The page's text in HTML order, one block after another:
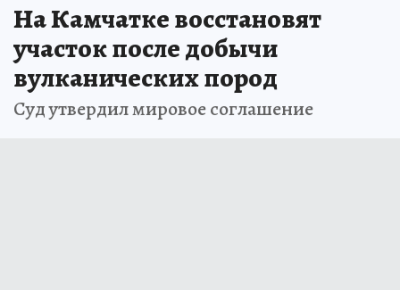
На Камчатке восстановят
участок после добычи
вулканических пород
Суд утвердил мировое соглашение